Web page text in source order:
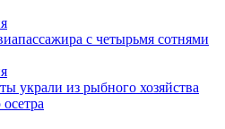
с четырьмя сотнями
украли из рыбного хозяйства